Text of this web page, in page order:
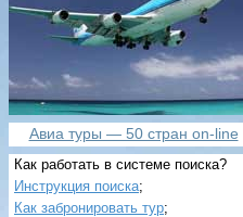
Авиа туры — 50 стран on-line
Как работать в системе поиска?
Инструкция поиска;
Как забронировать тур;